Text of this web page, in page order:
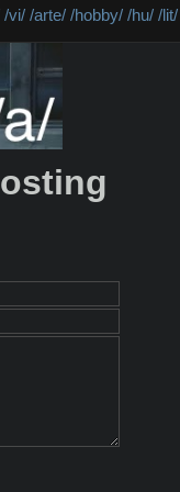
/vi/ /arte/ /hobby/ /hu/ /lit/